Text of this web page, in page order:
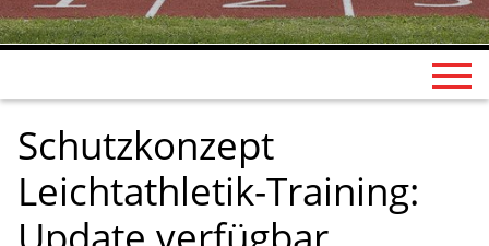
Schutzkonzept
Leichtathletik-Training: